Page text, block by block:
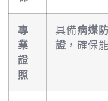
專
業
證
照
具備病媒
證 ，確保